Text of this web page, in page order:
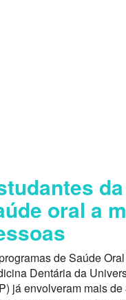
oral a
de Saúde
Dentária da
já envolveram mais